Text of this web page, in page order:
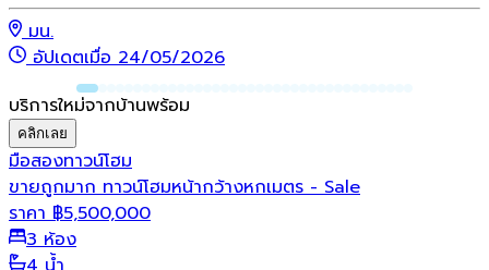
มน.
อัปเดตเมื่อ 24/05/2026
บริการใหม่จากบ้านพร้อม
คลิกเลย
มือสองทาวน์โฮม
ขายถูกมาก ทาวน์โฮมหน้ากว้างหกเมตร - Sale
ราคา ฿5,500,000
3 ห้อง